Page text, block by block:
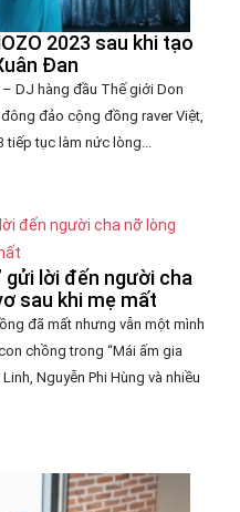
2023 sau khi tạo
Đan
DJ hàng đầu Thế giới Don
đảo cộng đồng raver Việt,
tiếp tục làm nức lòng...
gửi lời đến người cha
sau khi mẹ mất
đã mất nhưng vẫn một mình
chồng trong “Mái ấm gia
Nguyễn Phi Hùng và nhiều